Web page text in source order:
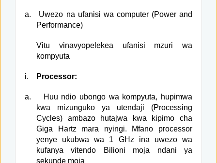
a.
Uwezo na ufanisi wa computer (Power and
Performance)
Vitu vinavyopelekea ufanisi mzuri wa
kompyuta
i. Processor:
a.
Huu ndio ubongo wa kompyuta, hupimwa
kwa mizunguko ya utendaji (Processing
Cycles) ambazo hutajwa kwa kipimo cha
Giga Hartz mara nyingi. Mfano processor
yenye ukubwa wa 1 GHz ina uwezo wa
kufanya vitendo Bilioni moja ndani ya
sekunde moja